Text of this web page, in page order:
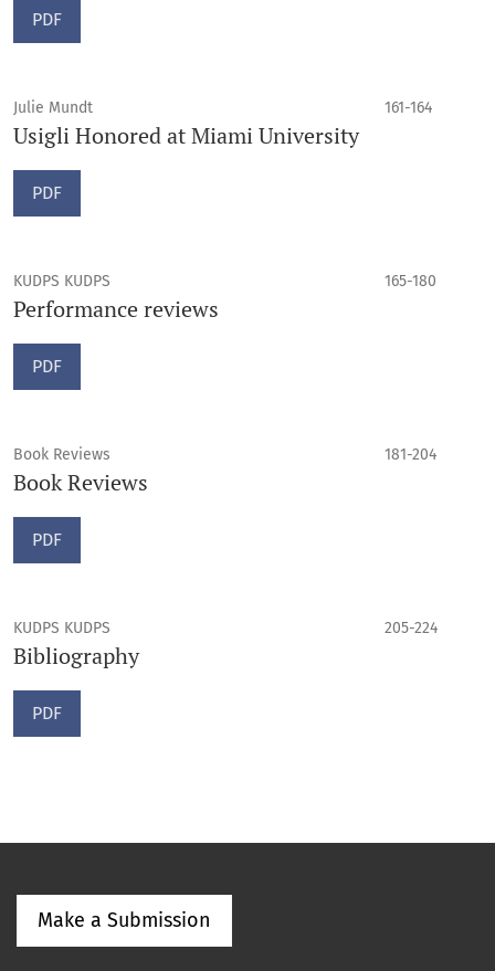
PDF
Julie Mundt 161-164
Usigli Honored at Miami University
PDF
KUDPS KUDPS 165-180
Performance reviews
PDF
Book Reviews 181-204
Book Reviews
PDF
KUDPS KUDPS 205-224
Bibliography
PDF
Make a Submission